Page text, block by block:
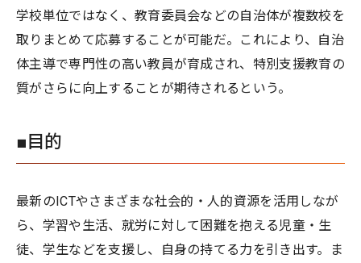
学校単位ではなく、教育委員会などの自治体が複数校を
取りまとめて応募することが可能だ。これにより、自治
体主導で専門性の高い教員が育成され、特別支援教育の
質がさらに向上することが期待されるという。
■目的
最新のICTやさまざまな社会的・人的資源を活用しなが
ら、学習や生活、就労に対して困難を抱える児童・生
徒、学生などを支援し、自身の持てる力を引き出す。ま